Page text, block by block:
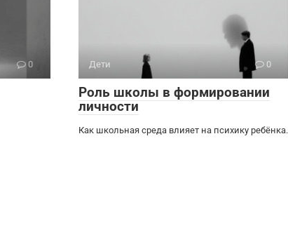
0 Дети 0
Роль школы в формировании
личности
Как школьная среда влияет на психику ребёнка.